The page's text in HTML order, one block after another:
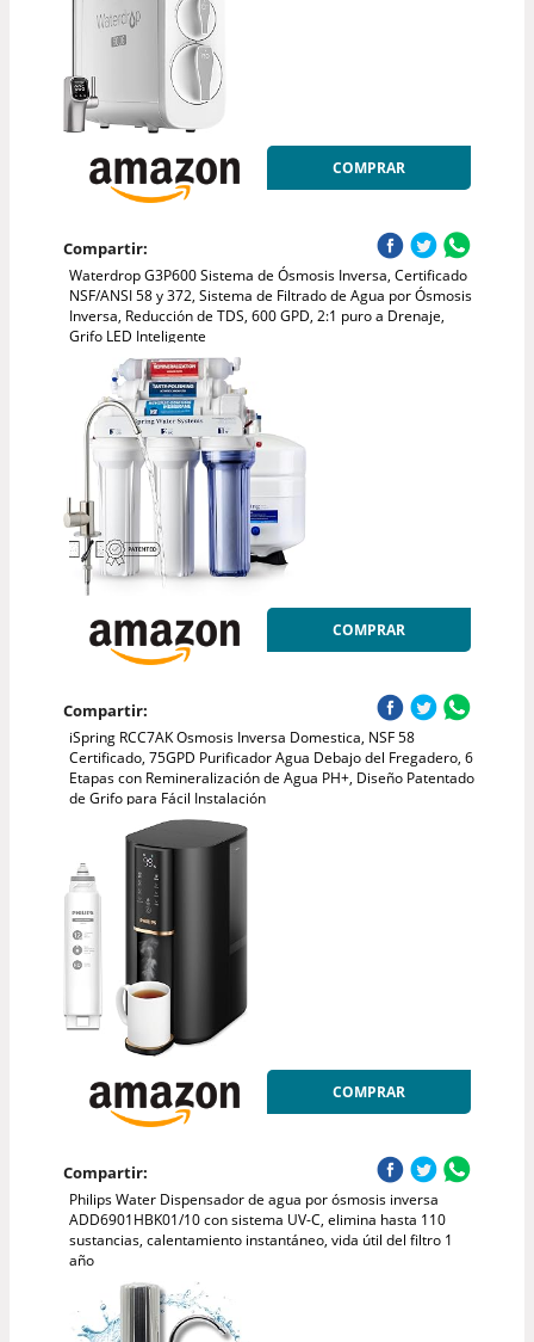
COMPRAR
Compartir:
Waterdrop G3P600 Sistema de Ósmosis Inversa, Certificado
NSF/ANSI 58 y 372, Sistema de Filtrado de Agua por Ósmosis
Inversa, Reducción de TDS, 600 GPD, 2:1 puro a Drenaje,
Grifo LED Inteligente
COMPRAR
Compartir:
iSpring RCC7AK Osmosis Inversa Domestica, NSF 58
Certificado, 75GPD Purificador Agua Debajo del Fregadero, 6
Etapas con Remineralización de Agua PH+, Diseño Patentado
de Grifo para Fácil Instalación
COMPRAR
Compartir:
Philips Water Dispensador de agua por ósmosis inversa
ADD6901HBK01/10 con sistema UV-C, elimina hasta 110
sustancias, calentamiento instantáneo, vida útil del filtro 1
año